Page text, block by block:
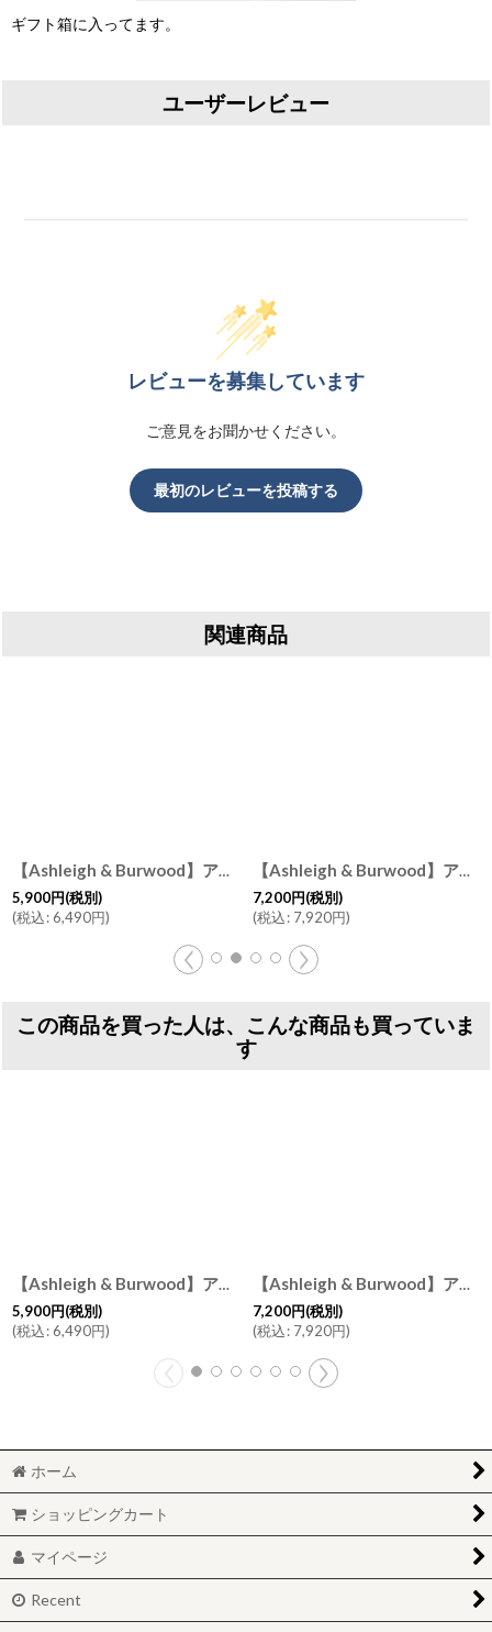
ギフト箱に入ってます。
ユーザーレビュー
レビューを募集しています
ご意見をお聞かせください。
最初のレビューを投稿する
関連商品
【Ashleigh & Burwood】アシュレイ＆バーウッド 消臭 フレグランスランプS タヒチアンサンセット Tahitian Sunset ハンドメイド イギリス製
5,900円(税別)
(税込:6,490円)
【Ashleigh & Burwood】アシュレイ＆バーウッド 消臭 フレグランスランプL モザイクメドゥー Mosaic Meadow ハンドメイド イギリス製
7,200円(税別)
(税込: 7,920円)
この商品を買った人は、こんな商品も買っていま
す
【Ashleigh & Burwood】アシュレイ＆バーウッド フレグランスランプS パーリーシーン Paerly Scene ハンドメイド イギリス製
5,900円(税別)
(税込:6,490円)
【Ashleigh & Burwood】アシュレイ＆バーウッド 消臭 フレグランスランプL ムーンライトドリーム Moonlight Dream ハンドメイド イギリス製
7,200円(税別)
(税込: 7,920円)
ホーム
ショッピングカート
マイページ
Recent